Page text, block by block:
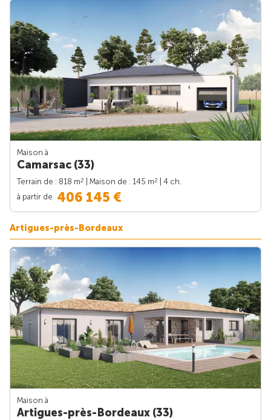
Maison à
Camarsac (33)
Terrain de : 818 m2 | Maison de : 145 m2
| 4 ch.
à partir de 406 145 €
Artigues-près-Bordeaux
Maison à
Artigues-près-Bordeaux (33)